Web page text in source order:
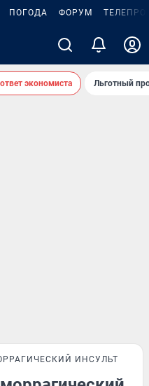
ПОГОДА ФОРУМ
экономиста Льготный
ИНСУЛЬТ